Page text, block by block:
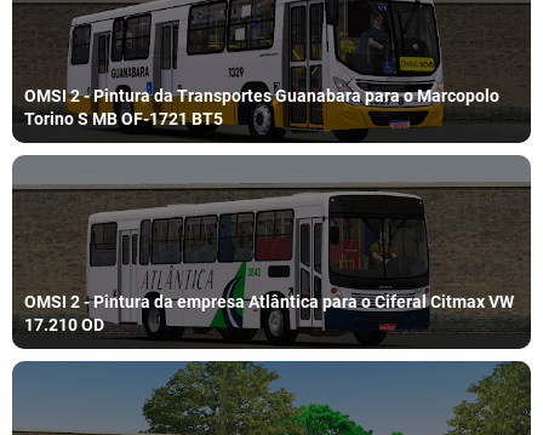
OMSI 2 - Pintura da Transportes Guanabara para o Marcopolo
Torino S MB OF-1721 BT5
OMSI 2 - Pintura da empresa Atlântica para o Ciferal Citmax VW
17.210 OD